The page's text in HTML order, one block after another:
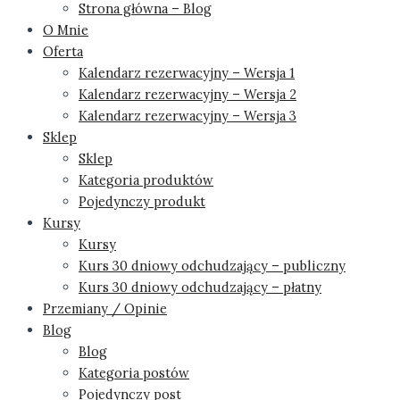
Strona główna – Blog
O Mnie
Oferta
Kalendarz rezerwacyjny – Wersja 1
Kalendarz rezerwacyjny – Wersja 2
Kalendarz rezerwacyjny – Wersja 3
Sklep
Sklep
Kategoria produktów
Pojedynczy produkt
Kursy
Kursy
Kurs 30 dniowy odchudzający – publiczny
Kurs 30 dniowy odchudzający – płatny
Przemiany / Opinie
Blog
Blog
Kategoria postów
Pojedynczy post